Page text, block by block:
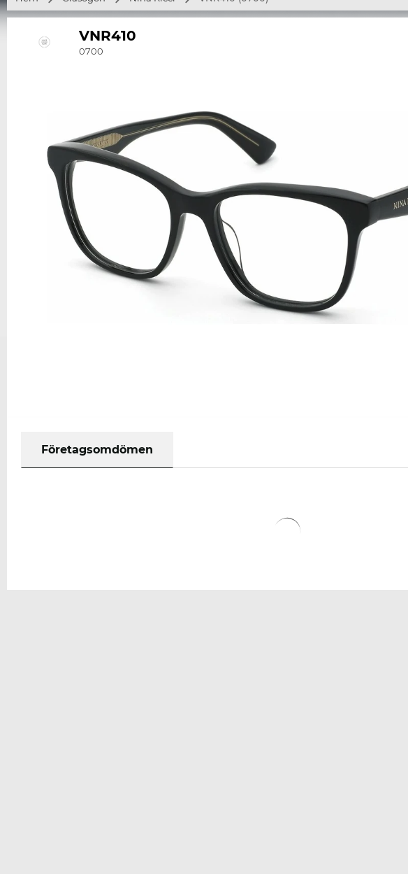
VNR410
0700
Företagsomdömen